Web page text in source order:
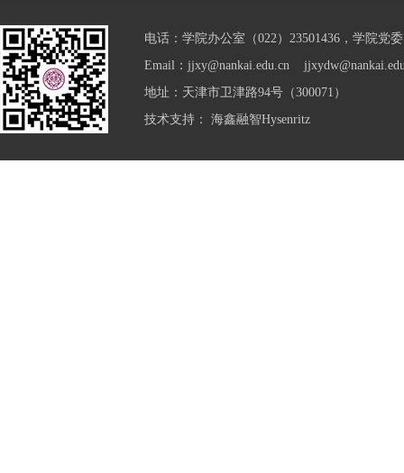
电话：学院办公室（022）23501436，学院党
Email：jjxy@nankai.edu.cn
地址：天津市卫津路94号（300071）
技术支持： 海鑫融智Hysenritz